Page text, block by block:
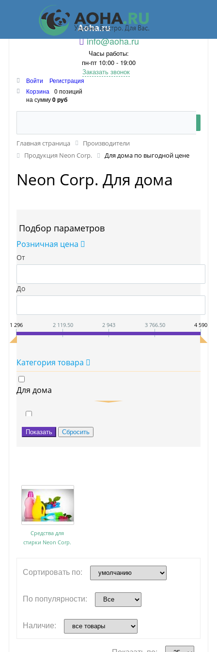
Aoha.ru
info@aoha.ru
Часы работы:
пн-пт 10:00 - 19:00
Заказать звонок
Войти
Регистрация
Корзина
0 позиций
на сумму0 руб
Главная страница
Производители
Продукция Neon Corp.
Для дома по выгодной цене
Neon Corp. Для дома
Подбор параметров
Розничная цена
От
До
1 296 2 119.50 2 943 3 766.50 4 590
Категория товара
Для дома
Средства для стирки
Пятновыводители и отбеливатели
Средства для
стирки Neon Corp.
Сортировать по:
По популярности:
Наличие: